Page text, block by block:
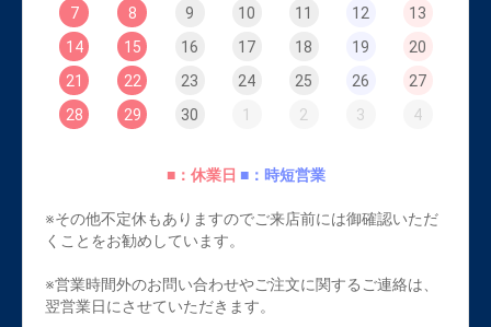
7
8 9 10 11 12
13
14
15 16 17 18 19
20
21
22 23 24 25 26
27
28
29 30 1 2 3 4
■：休業日 ■：時短営業
※その他不定休もありますのでご来店前には御確認いただ
くことをお勧めしています。
※営業時間外のお問い合わせやご注文に関するご連絡は、
翌営業日にさせていただきます。